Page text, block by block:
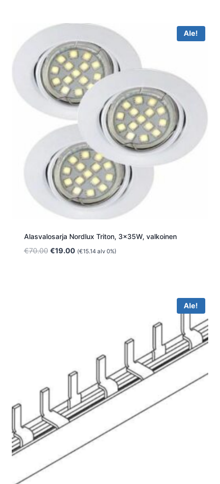
Ale!
Alasvalosarja Nordlux Triton, 3x35W, valkoinen
€70.00 Alkuperäinen
€19.00Nykyinen
(€15.14alv 0%)
Ale!